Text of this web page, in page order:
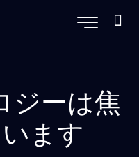
ジーは焦
ます